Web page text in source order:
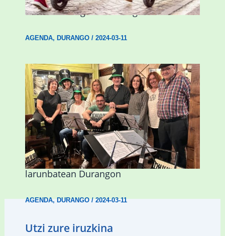
hitzaldia izango da Durangon
AGENDA, DURANGO/ 2024-03-11
Herri Maite akordeoi taldeak S. Patrick
Irlandako patroia ospatuko du
larunbatean Durangon
AGENDA,DURANGO/2024-03-11
Utzi zure iruzkina